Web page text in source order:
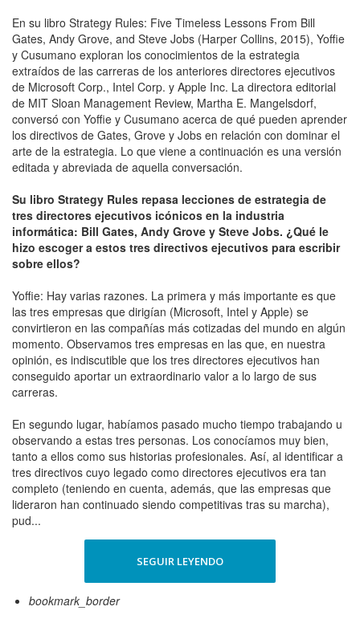
En su libro Strategy Rules: Five Timeless Lessons From Bill
Gates, Andy Grove, and Steve Jobs (Harper Collins, 2015), Yoffie
y Cusumano exploran los conocimientos de la estrategia
extraídos de las carreras de los anteriores directores ejecutivos
de Microsoft Corp., Intel Corp. y Apple Inc. La directora editorial
de MIT Sloan Management Review, Martha E. Mangelsdorf,
conversó con Yoffie y Cusumano acerca de qué pueden aprender
los directivos de Gates, Grove y Jobs en relación con dominar el
arte de la estrategia. Lo que viene a continuación es una versión
editada y abreviada de aquella conversación.
Su libro Strategy Rules repasa lecciones de estrategia de
tres directores ejecutivos icónicos en la industria
informática: Bill Gates, Andy Grove y Steve Jobs. ¿Qué le
hizo escoger a estos tres directivos ejecutivos para escribir
sobre ellos?
Yoffie: Hay varias razones. La primera y más importante es que
las tres empresas que dirigían (Microsoft, Intel y Apple) se
convirtieron en las compañías más cotizadas del mundo en algún
momento. Observamos tres empresas en las que, en nuestra
opinión, es indiscutible que los tres directores ejecutivos han
conseguido aportar un extraordinario valor a lo largo de sus
carreras.
En segundo lugar, habíamos pasado mucho tiempo trabajando u
observando a estas tres personas. Los conocíamos muy bien,
tanto a ellos como sus historias profesionales. Así, al identificar a
tres directivos cuyo legado como directores ejecutivos era tan
completo (teniendo en cuenta, además, que las empresas que
lideraron han continuado siendo competitivas tras su marcha),
pud...
SEGUIR LEYENDO
bookmark_border